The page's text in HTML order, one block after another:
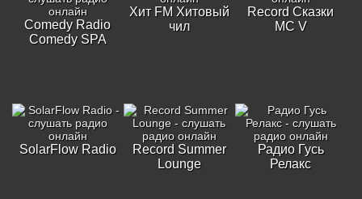
Comedy Radio
Comedy SPA
Хит FM Хитовый
чил
Record Сказки
MC V
SolarFlow Radio
Record Summer
Lounge
Радио Гусь
Релакс